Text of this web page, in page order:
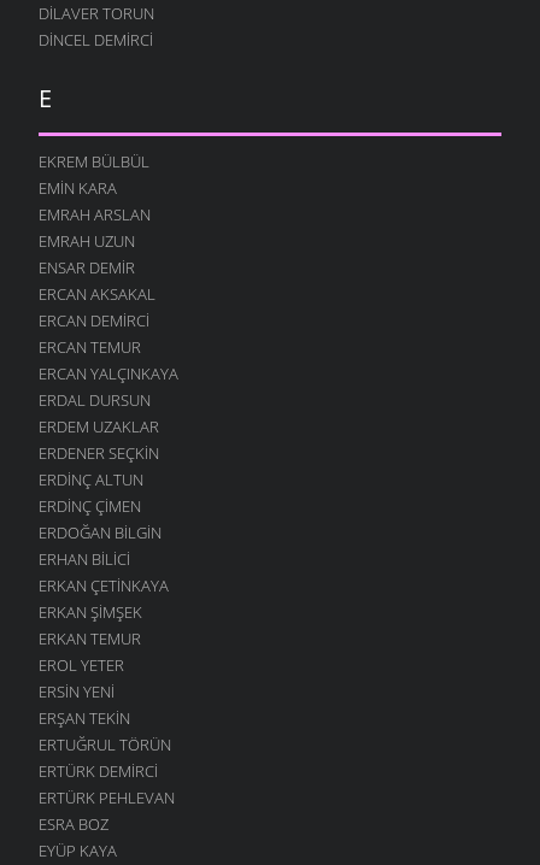
DILAVER TORUN
DINCEL DEMIRCI
E
EKREM BÜLBÜL
EMIN KARA
EMRAH ARSLAN
EMRAH UZUN
ENSAR DEMIR
ERCAN AKSAKAL
ERCAN DEMIRCI
ERCAN TEMUR
ERCAN YALÇINKAYA
ERDAL DURSUN
ERDEM UZAKLAR
ERDENER SEÇKIN
ERDINÇ ALTUN
ERDINÇ ÇIMEN
ERDOĞAN BILGIN
ERHAN BILICI
ERKAN ÇETINKAYA
ERKAN ŞIMŞEK
ERKAN TEMUR
EROL YETER
ERSIN YENI
ERŞAN TEKIN
ERTUĞRUL TÖRÜN
ERTÜRK DEMIRCI
ERTÜRK PEHLEVAN
ESRA BOZ
EYÜP KAYA